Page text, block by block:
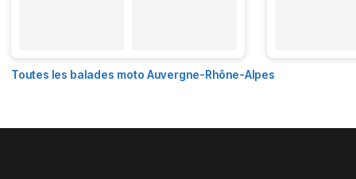
Toutes les balades moto Auvergne-Rhône-Alpes